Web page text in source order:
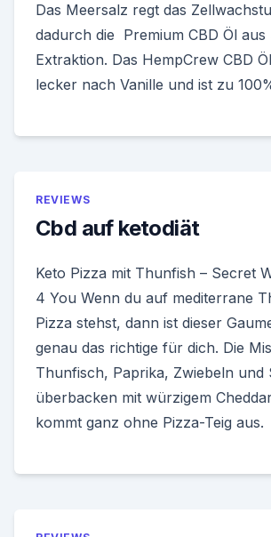
Das Meersalz regt das
dadurch die Premium CBD Öl aus
Extraktion. Das HempCrew CBD
lecker nach Vanille und ist zu
REVIEWS
Cbd auf ketodiät
Keto Pizza mit Thunfish – Secret
4 You Wenn du auf mediterrane
Pizza stehst, dann ist dieser
genau das richtige für dich. Die
Thunfisch, Paprika, Zwiebeln und
überbacken mit würzigem
kommt ganz ohne Pizza-Teig aus.